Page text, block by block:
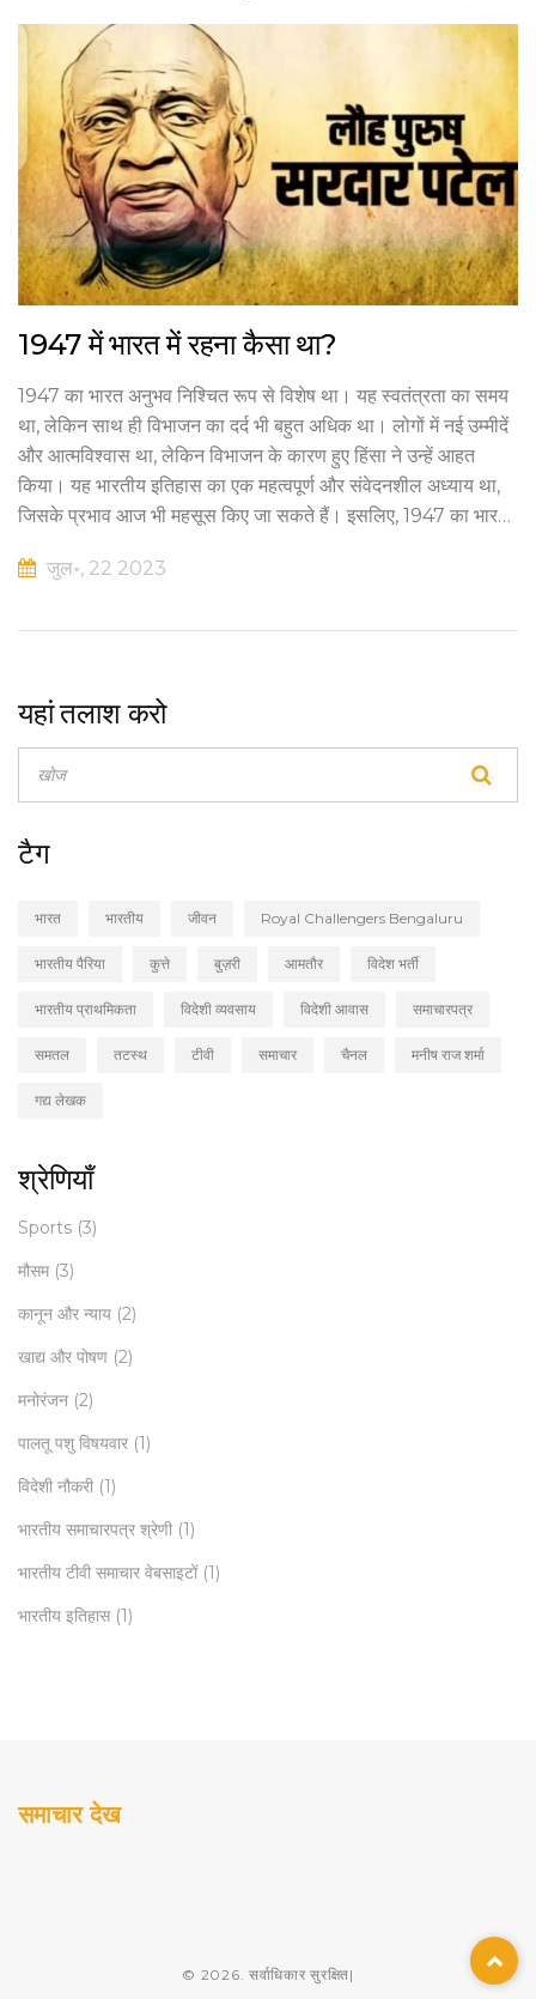
1947 में भारत में रहना कैसा था?
1947 का भारत अनुभव निश्चित रूप से विशेष था। यह स्वतंत्रता का समय
था, लेकिन साथ ही विभाजन का दर्द भी बहुत अधिक था। लोगों में नई उम्मीदें
और आत्मविश्वास था, लेकिन विभाजन के कारण हुए हिंसा ने उन्हें आहत
किया। यह भारतीय इतिहास का एक महत्वपूर्ण और संवेदनशील अध्याय था,
जिसके प्रभाव आज भी महसूस किए जा सकते हैं। इसलिए, 1947 का भारत
जुल॰, 22 2023
यहां तलाश करो
टैग
भारत भारतीय जीवन Royal Challengers Bengaluru
भारतीय पैरिया कुत्ते बुज़री आमतौर विदेश भर्ती
भारतीय प्राथमिकता विदेशी व्यवसाय विदेशी आवास समाचारपत्र
समतल तटस्थ टीवी समाचार चैनल मनीष राज शर्मा
गद्य लेखक
श्रेणियाँ
Sports (3)
मौसम (3)
कानून और न्याय (2)
खाद्य और पोषण (2)
मनोरंजन (2)
पालतू पशु विषयवार (1)
विदेशी नौकरी (1)
भारतीय समाचारपत्र श्रेणी (1)
भारतीय टीवी समाचार वेबसाइटों (1)
भारतीय इतिहास (1)
समाचार देख
© 2026. सर्वाधिकार सुरक्षित|